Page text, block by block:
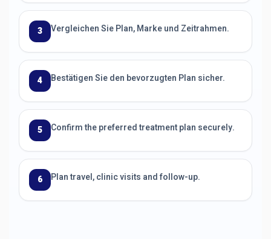
3 Vergleichen Sie Plan, Marke und Zeitrahmen.
4 Bestätigen Sie den bevorzugten Plan sicher.
5 Confirm the preferred treatment plan securely.
6 Plan travel, clinic visits and follow-up.